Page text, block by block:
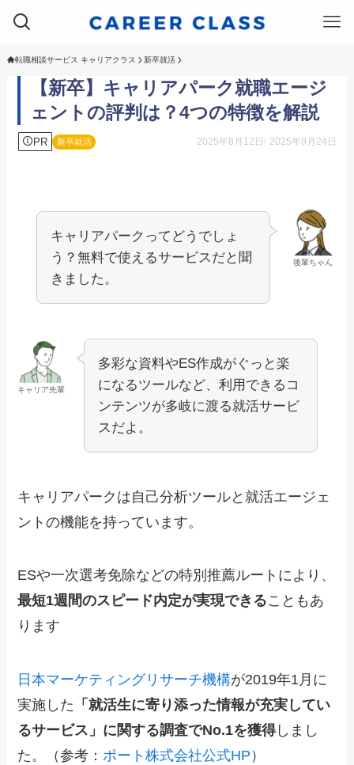
転職相談サービス キャリアクラス 新卒就活
【新卒】キャリアパーク就職エージ
ェントの評判は？4つの特徴を解説
PR 新卒就活 2025年8月12日 2025年9月24日
後輩ちゃん
キャリアパークってどうでしょ
う？無料で使えるサービスだと聞
きました。
キャリア先輩
多彩な資料やES作成がぐっと楽
になるツールなど、利用できるコ
ンテンツが多岐に渡る就活サービ
スだよ。
キャリアパークは自己分析ツールと就活エージェ
ントの機能を持っています。
ESや一次選考免除などの特別推薦ルートにより、
最短1週間のスピード内定が実現できることもあ
ります
日本マーケティングリサーチ機構が2019年1月に
実施した 「就活生に寄り添った情報が充実してい
るサービス」に関する調査でNo.1を獲得しまし
た。（参考：ポート株式会社公式HP ）